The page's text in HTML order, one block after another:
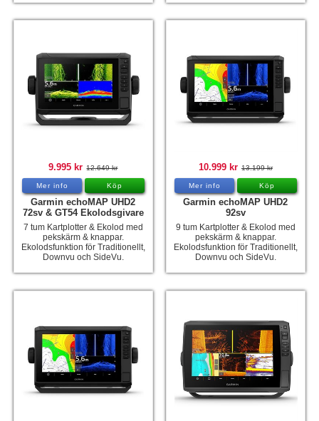
9.995 kr 12.649 kr
Mer info Köp
Garmin echoMAP UHD2
72sv & GT54 Ekolodsgivare
7 tum Kartplotter & Ekolod med
pekskärm & knappar.
Ekolodsfunktion för Traditionellt,
Downvu och SideVu.
10.999 kr 13.199 kr
Mer info Köp
Garmin echoMAP UHD2
92sv
9 tum Kartplotter & Ekolod med
pekskärm & knappar.
Ekolodsfunktion för Traditionellt,
Downvu och SideVu.